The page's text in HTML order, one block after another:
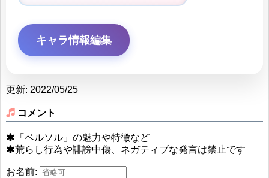
キャラ情報編集
更新: 2022/05/25
コメント
「ベルソル」の魅力や特徴など
荒らし行為や誹謗中傷、ネガティブな発言は禁止です
お名前: